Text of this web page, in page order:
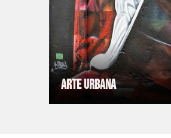
Arte Urbana